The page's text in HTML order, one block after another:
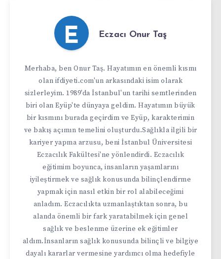
E Eczacı Onur Taş
Merhaba, ben Onur Taş. Hayatımın en önemli kısmı
olan ifdiyeti.com'un arkasındaki isim olarak
sizlerleyim. 1989'da İstanbul'un tarihi semtlerinden
biri olan Eyüp'te dünyaya geldim. Hayatımın büyük
bir kısmını burada geçirdim ve Eyüp, karakterimin
ve bakış açımın temelini oluşturdu.Sağlıkla ilgili bir
kariyer yapma arzusu, beni İstanbul Üniversitesi
Eczacılık Fakültesi'ne yönlendirdi. Eczacılık
eğitimim boyunca, insanların yaşamlarını
iyileştirmek ve sağlık konusunda bilinçlendirme
yapmak için nasıl etkin bir rol alabileceğimi
anladım. Eczacılıkta uzmanlaştıktan sonra, bu
alanda önemli bir fark yaratabilmek için genel
sağlık ve beslenme üzerine ek eğitimler
aldım.İnsanların sağlık konusunda bilinçli ve bilgiye
dayalı kararlar vermesine yardımcı olma hedefiyle